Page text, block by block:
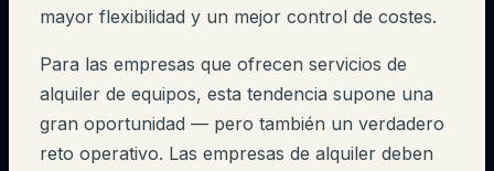
mayor flexibilidad y un mejor control de costes.
Para las empresas que ofrecen servicios de
alquiler de equipos, esta tendencia supone una
gran oportunidad — pero también un verdadero
reto operativo. Las empresas de alquiler deben